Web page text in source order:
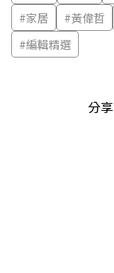
#家居 #黃偉哲
#編輯精選
分享